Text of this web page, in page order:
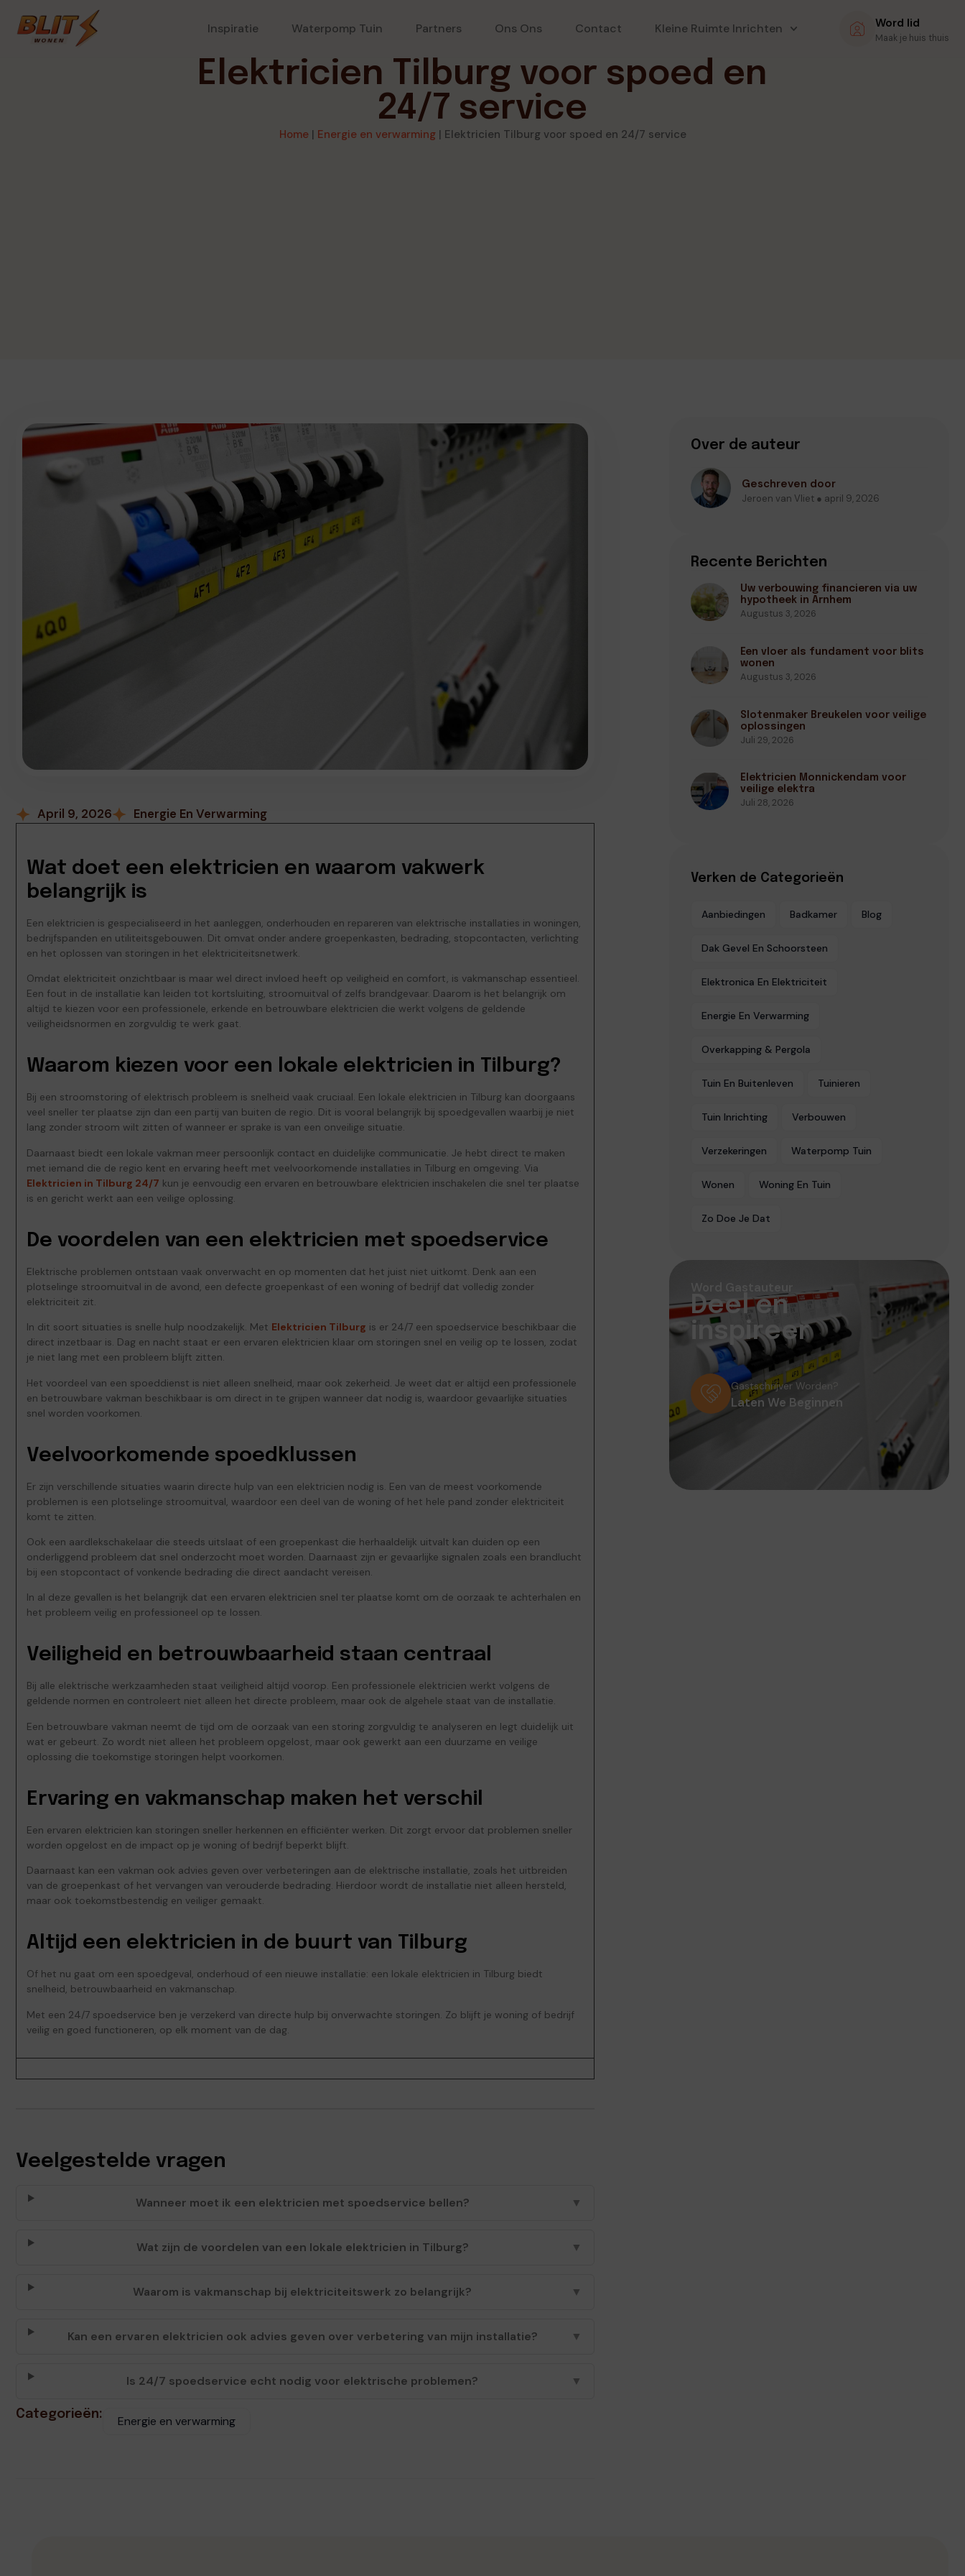
Inspiratie Waterpomp Tuin Partners Ons Ons Contact Kleine Ruimte Inrichten Word lid
Maak je huis thuis
Elektricien Tilburg voor spoed en
24/7 service
Home| Energie en verwarming| Elektricien Tilburg voor spoed en 24/7 service
April 9, 2026 Energie En Verwarming
Wat doet een elektricien en waarom vakwerk
belangrijk is
Een elektricien is gespecialiseerd in het aanleggen, onderhouden en repareren van elektrische installaties in woningen,
bedrijfspanden en utiliteitsgebouwen. Dit omvat onder andere groepenkasten, bedrading, stopcontacten, verlichting
en het oplossen van storingen in het elektriciteitsnetwerk.
Omdat elektriciteit onzichtbaar is maar wel direct invloed heeft op veiligheid en comfort, is vakmanschap essentieel.
Een fout in de installatie kan leiden tot kortsluiting, stroomuitval of zelfs brandgevaar. Daarom is het belangrijk om
altijd te kiezen voor een professionele, erkende en betrouwbare elektricien die werkt volgens de geldende
veiligheidsnormen en zorgvuldig te werk gaat.
Waarom kiezen voor een lokale elektricien in Tilburg?
Bij een stroomstoring of elektrisch probleem is snelheid vaak cruciaal. Een lokale elektricien in Tilburg kan doorgaans
veel sneller ter plaatse zijn dan een partij van buiten de regio. Dit is vooral belangrijk bij spoedgevallen waarbij je niet
lang zonder stroom wilt zitten of wanneer er sprake is van een onveilige situatie.
Daarnaast biedt een lokale vakman meer persoonlijk contact en duidelijke communicatie. Je hebt direct te maken
met iemand die de regio kent en ervaring heeft met veelvoorkomende installaties in Tilburg en omgeving. Via
Elektricien in Tilburg 24/7 kun je eenvoudig een ervaren en betrouwbare elektricien inschakelen die snel ter plaatse
is en gericht werkt aan een veilige oplossing.
De voordelen van een elektricien met spoedservice
Elektrische problemen ontstaan vaak onverwacht en op momenten dat het juist niet uitkomt. Denk aan een
plotselinge stroomuitval in de avond, een defecte groepenkast of een woning of bedrijf dat volledig zonder
elektriciteit zit.
In dit soort situaties is snelle hulp noodzakelijk. Met Elektricien Tilburg is er 24/7 een spoedservice beschikbaar die
direct inzetbaar is. Dag en nacht staat er een ervaren elektricien klaar om storingen snel en veilig op te lossen, zodat
je niet lang met een probleem blijft zitten.
Het voordeel van een spoeddienst is niet alleen snelheid, maar ook zekerheid. Je weet dat er altijd een professionele
en betrouwbare vakman beschikbaar is om direct in te grijpen wanneer dat nodig is, waardoor gevaarlijke situaties
snel worden voorkomen.
Veelvoorkomende spoedklussen
Er zijn verschillende situaties waarin directe hulp van een elektricien nodig is. Een van de meest voorkomende
problemen is een plotselinge stroomuitval, waardoor een deel van de woning of het hele pand zonder elektriciteit
komt te zitten.
Ook een aardlekschakelaar die steeds uitslaat of een groepenkast die herhaaldelijk uitvalt kan duiden op een
onderliggend probleem dat snel onderzocht moet worden. Daarnaast zijn er gevaarlijke signalen zoals een brandlucht
bij een stopcontact of vonkende bedrading die direct aandacht vereisen.
In al deze gevallen is het belangrijk dat een ervaren elektricien snel ter plaatse komt om de oorzaak te achterhalen en
het probleem veilig en professioneel op te lossen.
Veiligheid en betrouwbaarheid staan centraal
Bij alle elektrische werkzaamheden staat veiligheid altijd voorop. Een professionele elektricien werkt volgens de
geldende normen en controleert niet alleen het directe probleem, maar ook de algehele staat van de installatie.
Een betrouwbare vakman neemt de tijd om de oorzaak van een storing zorgvuldig te analyseren en legt duidelijk uit
wat er gebeurt. Zo wordt niet alleen het probleem opgelost, maar ook gewerkt aan een duurzame en veilige
oplossing die toekomstige storingen helpt voorkomen.
Ervaring en vakmanschap maken het verschil
Een ervaren elektricien kan storingen sneller herkennen en efficiënter werken. Dit zorgt ervoor dat problemen sneller
worden opgelost en de impact op je woning of bedrijf beperkt blijft.
Daarnaast kan een vakman ook advies geven over verbeteringen aan de elektrische installatie, zoals het uitbreiden
van de groepenkast of het vervangen van verouderde bedrading. Hierdoor wordt de installatie niet alleen hersteld,
maar ook toekomstbestendig en veiliger gemaakt.
Altijd een elektricien in de buurt van Tilburg
Of het nu gaat om een spoedgeval, onderhoud of een nieuwe installatie: een lokale elektricien in Tilburg biedt
snelheid, betrouwbaarheid en vakmanschap.
Met een 24/7 spoedservice ben je verzekerd van directe hulp bij onverwachte storingen. Zo blijft je woning of bedrijf
veilig en goed functioneren, op elk moment van de dag.
Veelgestelde vragen
Wanneer moet ik een elektricien met spoedservice bellen? ▼
Wat zijn de voordelen van een lokale elektricien in Tilburg? ▼
Waarom is vakmanschap bij elektriciteitswerk zo belangrijk? ▼
Kan een ervaren elektricien ook advies geven over verbetering van mijn installatie? ▼
Is 24/7 spoedservice echt nodig voor elektrische problemen? ▼
Categorieën: Energie en verwarming
Over de auteur
Geschreven door
Jeroen van Vliet ● april 9, 2026
Recente Berichten
Uw verbouwing financieren via uw
hypotheek in Arnhem
Augustus 3, 2026
Een vloer als fundament voor blits
wonen
Augustus 3, 2026
Slotenmaker Breukelen voor veilige
oplossingen
Juli 29, 2026
Elektricien Monnickendam voor
veilige elektra
Juli 28, 2026
Verken de Categorieën
Aanbiedingen Badkamer Blog
Dak Gevel En Schoorsteen
Elektronica En Elektriciteit
Energie En Verwarming
Overkapping & Pergola
Tuin En Buitenleven Tuinieren
Tuin Inrichting Verbouwen
Verzekeringen Waterpomp Tuin
Wonen Woning En Tuin
Zo Doe Je Dat
Deel en
inspireer
Gastschrijver Worden?
Laten We Beginnen